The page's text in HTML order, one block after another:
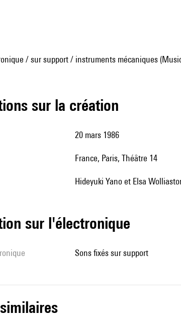
/ sur support / instruments mécaniques
sur la création
20 mars 1986
France, Paris, Théâtre 14
Hideyuki Yano et Elsa
sur l'électronique
sons fixés sur support
similaires